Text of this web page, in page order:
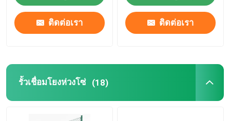
ติดต่อเรา ติดต่อเรา
รั้วเชื่อมโยงห่วงโซ่ (18)